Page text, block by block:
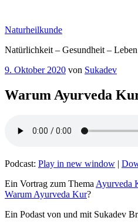
springen
Naturheilkunde
Natürlichkeit – Gesundheit – Leben
Veröffentlicht
9. Oktober 2020 von Sukadev
Warum Ayurveda
Podcast: Play in new window |
Ein Vortrag zum Thema Ayurveda
Warum Ayurveda Kur?
Ein Podast von und mit Sukadev